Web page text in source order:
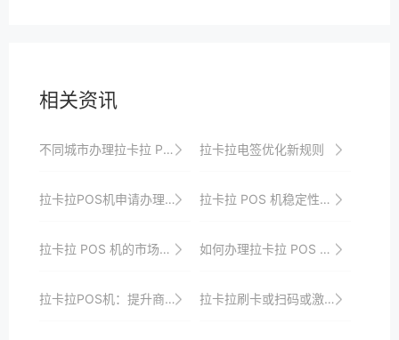
相关资讯
不同城市办理拉卡拉 POS 机的注意要点 拉卡拉电签优化新规则
拉卡拉POS机申请办理流程要点梳理 拉卡拉 POS 机稳定性的测试方法
拉卡拉 POS 机的市场竞争力分析 如何办理拉卡拉 POS 机，助力商业发展
拉卡拉POS机：提升商业运营效率的利器 拉卡拉刷卡或扫码或激活报错05解决办法